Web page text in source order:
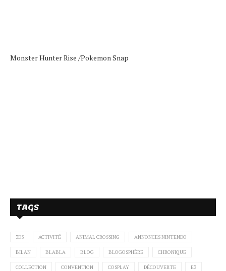
Monster Hunter Rise /Pokemon Snap
TAGS
3DS ACTIVITÉ ANIMAL CROSSING ANNONCES NINTENDO
BILAN BLABLA BLOG BLOGOSPHÈRE CHRONIQUE
COLLECTION CONVENTION COSPLAY DÉCOUVERTE E3